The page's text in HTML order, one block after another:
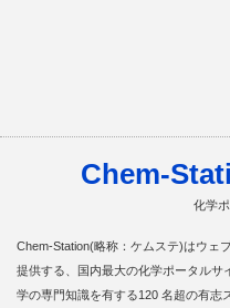
Chem-
化学
Chem-Station(略称：ケムステ)はウェ
提供する、国内最大の化学ポータルサ
学の専門知識を有する120 名超の有志